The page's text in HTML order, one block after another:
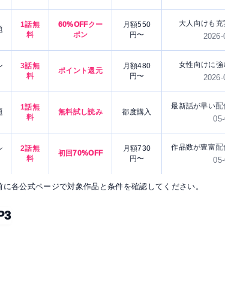
1話無
料
60%OFFクー
ポン
月額550
円〜
大人向けも充
2026-
3話無
料
ポイント還元
月額480
円〜
女性向けに強
2026-
1話無
料
無料試し読み 都度購入
最新話が早い配
2話無
料
初回70%OFF
月額730
円〜
作品数が豊富配
各公式ページで対象作品と条件を確認してください。